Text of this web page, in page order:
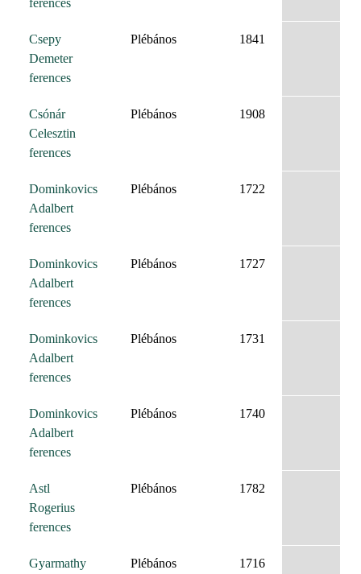
Csepy
Demeter
ferences
Plébános 1841
Csónár
Celesztin
ferences
Plébános 1908
Dominkovics
Adalbert
ferences
Plébános 1722
Dominkovics
Adalbert
ferences
Plébános 1727
Dominkovics
Adalbert
ferences
Plébános 1731
Dominkovics
Adalbert
ferences
Plébános 1740
Astl
Rogerius
ferences
Plébános 1782
Gyarmathy
Plébános 1716